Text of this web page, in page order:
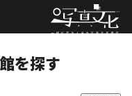
を探す